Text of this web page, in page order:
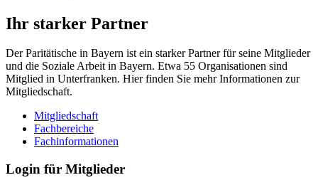
Ihr starker Partner
Der Paritätische in Bayern ist ein starker Partner für seine Mitglieder
und die Soziale Arbeit in Bayern. Etwa 55 Organisationen sind
Mitglied in Unterfranken. Hier finden Sie mehr Informationen zur
Mitgliedschaft.
Mitgliedschaft
Fachbereiche
Fachinformationen
Login für Mitglieder